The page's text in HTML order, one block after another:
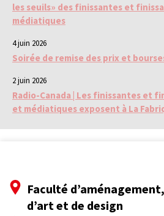
les seuils» des finissantes et
médiatiques
4 juin 2026
Soirée de remise des prix et
2 juin 2026
Radio-Canada | Les finissantes et
et médiatiques exposent à La
Faculté
d’art et de design